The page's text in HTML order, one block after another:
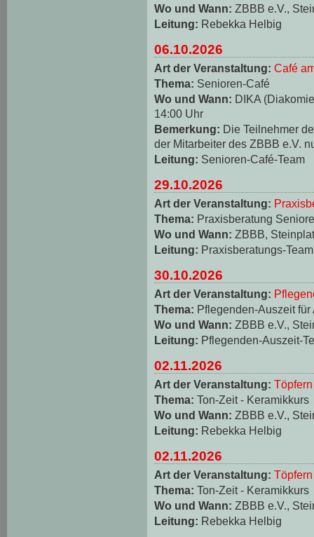
Wo und Wann: ZBBB e.V.,
Leitung: Rebekka Helbig
06.10.2026
Art der Veranstaltung: Café
Thema: Senioren-Café
Wo und Wann: DIKA
14:00 Uhr
Bemerkung: Die Teilnehmer
der Mitarbeiter des ZBBB e.V.
Leitung: Senioren-Café-Team
29.10.2026
Art der Veranstaltung:
Thema: Praxisberatung
Wo und Wann: ZBBB,
Leitung: Praxisberatungs-Team
30.10.2026
Art der Veranstaltung:
Thema: Pflegenden-Auszeit
Wo und Wann: ZBBB e.V.,
Leitung: Pflegenden-Auszeit-
02.11.2026
Art der Veranstaltung: Töpfern
Thema: Ton-Zeit - Keramikkurs
Wo und Wann: ZBBB e.V.,
Leitung: Rebekka Helbig
02.11.2026
Art der Veranstaltung: Töpfern
Thema: Ton-Zeit - Keramikkurs
Wo und Wann: ZBBB e.V.,
Leitung: Rebekka Helbig